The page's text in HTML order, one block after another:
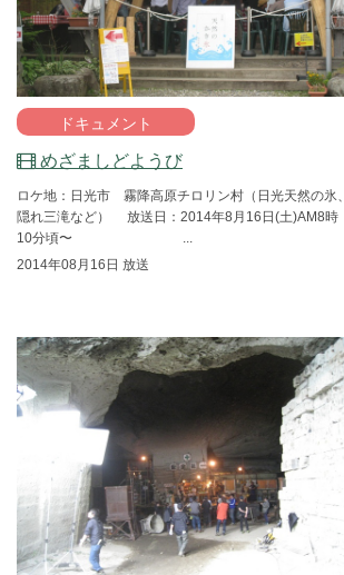
ドキュメント
めざましどようび
ロケ地：日光市 霧降高原チロリン村（日光天然の氷、
隠れ三滝など） 放送日：2014年8月16日(土)AM8時
10分頃〜 ...
2014年08月16日 放送